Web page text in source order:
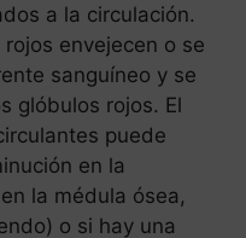
a la circulación.
envejecen o se
sanguíneo y se
glóbulos rojos. El
puede
en la
la médula ósea,
o si hay una